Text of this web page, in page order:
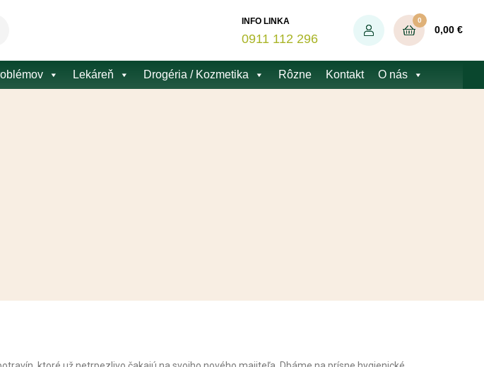
INFO LINKA
0911 112 296
0
0,00 €
Lekáreň Drogéria / Kozmetika Rôzne Kontakt O nás